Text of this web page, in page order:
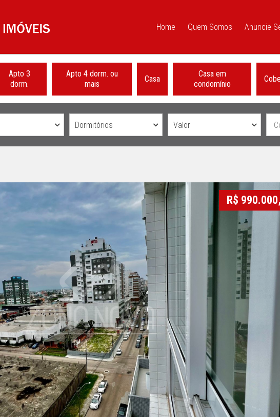
Home Quem Somos Anuncie
Apto 3
dorm.
Apto 4 dorm. ou
mais
Casa
Casa em
condomínio
Dormitórios Valor
R$